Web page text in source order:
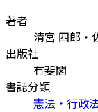
著者
清宮 四郎・
出版社
有斐閣
書誌分類
憲法・行政